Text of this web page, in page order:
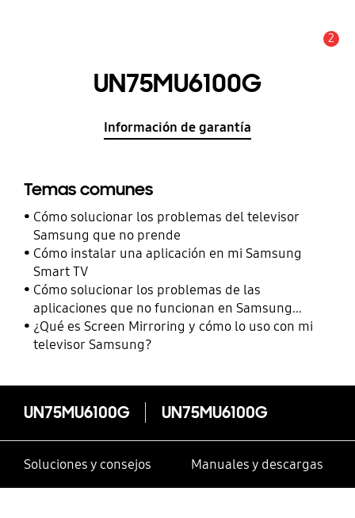
2
UN75MU6100G
Información de garantía
Temas comunes
Cómo solucionar los problemas del televisor
Samsung que no prende
Cómo instalar una aplicación en mi Samsung
Smart TV
Cómo solucionar los problemas de las
aplicaciones que no funcionan en Samsung
Smart TV
¿Qué es Screen Mirroring y cómo lo uso con mi
televisor Samsung?
UN75MU6100G UN75MU6100G
Soluciones y consejos Manuales y descargas